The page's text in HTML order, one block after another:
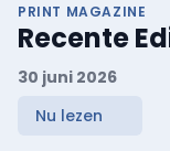
PRINT MAGAZINE
Recente
30 juni 2026
Nu lezen